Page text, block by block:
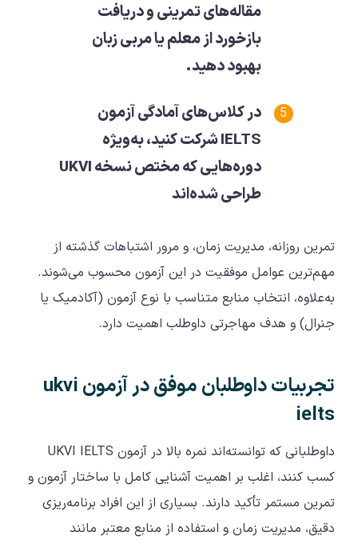
مقاله‌های تمرینی و دریافت
بازخورد از معلم یا مربی زبان
بهبود دهید.
در کلاس‌های آمادگی آزمون
IELTS شرکت کنید، به‌ویژه
دوره‌هایی که مختص نسخه UKVI
طراحی شده‌اند
تمرین روزانه، مدیریت زمان، و مرور اشتباهات گذشته از
مهم‌ترین عوامل موفقیت در این آزمون محسوب می‌شوند.
به‌علاوه، انتخاب منابع متناسب با نوع آزمون (آکادمیک یا
جنرال) و هدف مهاجرتی داوطلب اهمیت دارد.
تجربیات داوطلبان موفق در آزمون ukvi
ielts
داوطلبانی که توانسته‌اند نمره بالا در آزمون UKVI IELTS
کسب کنند، اغلب بر اهمیت آشنایی کامل با ساختار آزمون و
تمرین مستمر تأکید دارند. بسیاری از این افراد برنامه‌ریزی
دقیق، مدیریت زمان و استفاده از منابع معتبر مانند